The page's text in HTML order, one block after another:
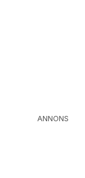
ANNONS